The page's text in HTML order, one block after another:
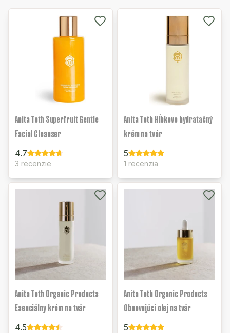
Anita Toth Superfruit Gentle
Facial Cleanser
4.7
3 recenzie
Anita Toth Hĺbkovo hydratačný
krém na tvár
5
1 recenzia
Anita Toth Organic Products
Esenciálny krém na tvár
4.5
Anita Toth Organic Products
Obnovujúci olej na tvár
5